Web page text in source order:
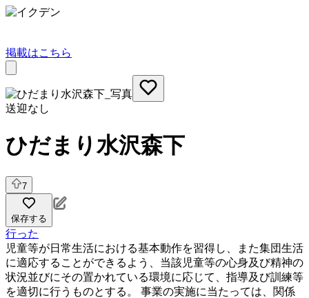
掲載はこちら
送迎なし
ひだまり水沢森下
7
保存する
行った
児童等が日常生活における基本動作を習得し、また集団生活
に適応することができるよう、当該児童等の心身及び精神の
状況並びにその置かれている環境に応じて、指導及び訓練等
を適切に行うものとする。 事業の実施に当たっては、関係